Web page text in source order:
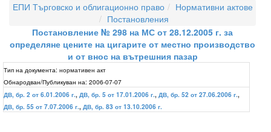
ЕПИ Търговско и облигационно право
Нормативни актове
Постановления
Постановление № 298 на МС от 28.12.2005 г. за
определяне цените на цигарите от местно производство
и от внос на вътрешния пазар
Тип на документа: нормативен акт
Обнародван/Публикуван на: 2006-07-07
ДВ, бр. 2 от 6.01.2006 г., ДВ, бр. 5 от 17.01.2006 г., ДВ, бр. 52 от 27.06.2006 г.,
ДВ, бр. 55 от 7.07.2006 г., ДВ, бр. 83 от 13.10.2006 г.